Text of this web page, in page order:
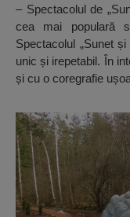
– Spectacolul de
cea mai populară
Spectacolul „Sunet
unic și irepetabil. În
și cu o coregrafie